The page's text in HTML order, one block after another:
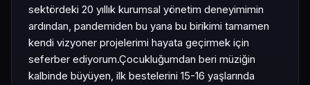
sektördeki 20 yıllık kurumsal yönetim deneyimimin
ardından, pandemiden bu yana bu birikimi tamamen
kendi vizyoner projelerimi hayata geçirmek için
seferber ediyorum. ​Çocukluğumdan beri müziğin
kalbinde büyüyen, ilk bestelerini 15-16 yaşlarında